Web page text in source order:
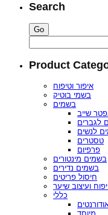
Search
Product
איפור וטיפוח
בשמי בוטיק
בשמים
שייב
לגברים
לנשים
טסטרים
פרפיום
בשמים מינטורים
בשמים נדירים
חיסול פריטים
ועיצוב שיער
כללי